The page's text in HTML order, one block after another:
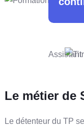
Le métier de
Le détenteur du TP